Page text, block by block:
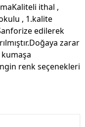
ithal ,
, 1.kalite
edilerek
zarar
renk seçenekleri